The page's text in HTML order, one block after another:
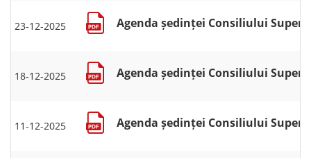
23-12-2025 Agenda ședinței Consiliului
18-12-2025 Agenda ședinței Consiliului
11-12-2025 Agenda ședinței Consiliului